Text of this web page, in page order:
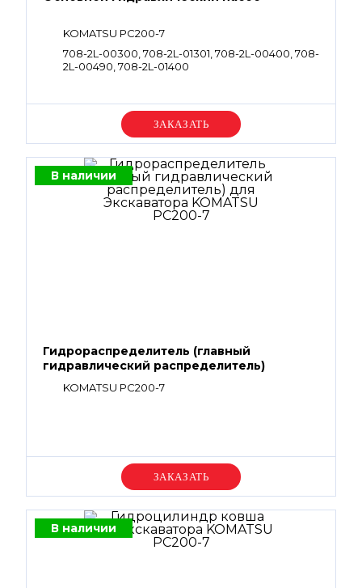
KOMATSU PC200-7
708-2L-00300, 708-2L-01301, 708-2L-00400, 708-
2L-00490, 708-2L-01400
Уточняйте цену
В наличии
Гидрораспределитель (главный
гидравлический распределитель)
KOMATSU PC200-7
Уточняйте цену
В наличии